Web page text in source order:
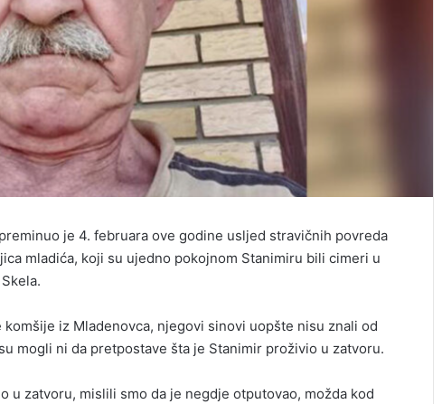
je 4. februara ove godine usljed stravičnih povreda
mladića, koji su ujedno pokojnom Stanimiru bili cimeri u
iz Mladenovca, njegovi sinovi uopšte nisu znali od
mogli ni da pretpostave šta je Stanimir proživio u zatvoru.
u zatvoru, mislili smo da je negdje otputovao, možda kod